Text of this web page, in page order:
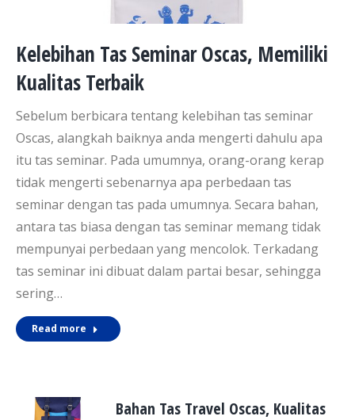
Kelebihan Tas Seminar Oscas, Memiliki
Kualitas Terbaik
Sebelum berbicara tentang kelebihan tas seminar
Oscas, alangkah baiknya anda mengerti dahulu apa
itu tas seminar. Pada umumnya, orang-orang kerap
tidak mengerti sebenarnya apa perbedaan tas
seminar dengan tas pada umumnya. Secara bahan,
antara tas biasa dengan tas seminar memang tidak
mempunyai perbedaan yang mencolok. Terkadang
tas seminar ini dibuat dalam partai besar, sehingga
sering…
Read more
Bahan Tas Travel Oscas, Kualitas